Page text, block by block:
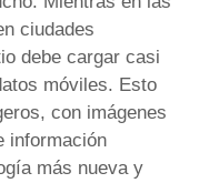
ciudades
debe cargar casi
móviles. Esto
con imágenes
información
más nueva y